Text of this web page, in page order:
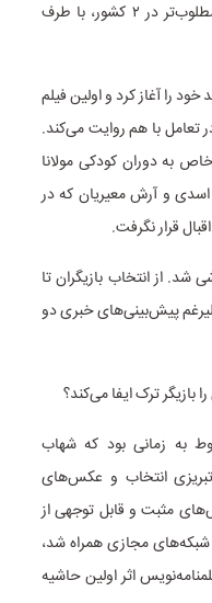
شد تا احتمالا در جهت اکران همزمان مطلوب‌تر در ۲ کشور، با طرف
مهرماه سال ۹۸ تولید خود را آغاز کرد و اولین فیلم
تعامل با هم روایت می‌کند.
به دوران کودکی مولانا
اسدی و آرش معیریان که در
شد. از انتخاب بازیگران تا
پیش‌بینی‌های خبری دو
بازیگر ترک ایفا می‌کند؟
به زمانی بود که شهاب
انتخاب و عکس‌های
مثبت و قابل توجهی از
شبکه‌های مجازی همراه شد،
اثر اولین حاشیه